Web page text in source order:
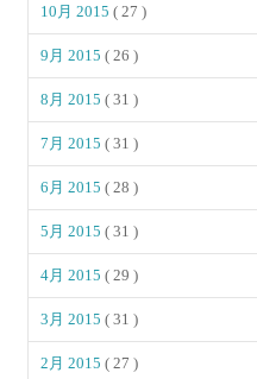
10月 2015( 27 )
9月 2015( 26 )
8月 2015( 31 )
7月 2015( 31 )
6月 2015( 28 )
5月 2015( 31 )
4月 2015( 29 )
3月 2015( 31 )
2月 2015( 27 )